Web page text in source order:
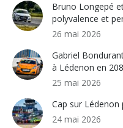
Bruno Longepé
polyvalence et
26 mai 2026
Gabriel
à Lédenon en
25 mai 2026
Cap sur
24 mai 2026